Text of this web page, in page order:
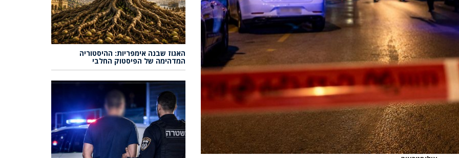
האגוז שבנה אימפריות: ההיסטוריה
המדהימה של הפיסטוק החלבי